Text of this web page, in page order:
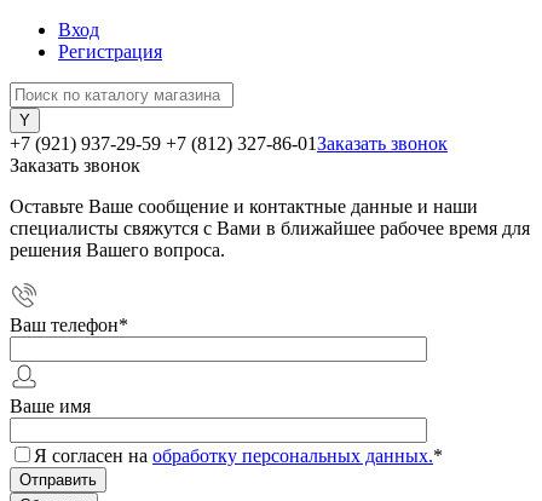
Вход
Регистрация
+7 (921) 937-29-59 +7 (812) 327-86-01Заказать звонок
Заказать звонок
Оставьте Ваше сообщение и контактные данные и наши
специалисты свяжутся с Вами в ближайшее рабочее время для
решения Вашего вопроса.
Ваш телефон*
Ваше имя
Я согласен на обработку персональных данных.*